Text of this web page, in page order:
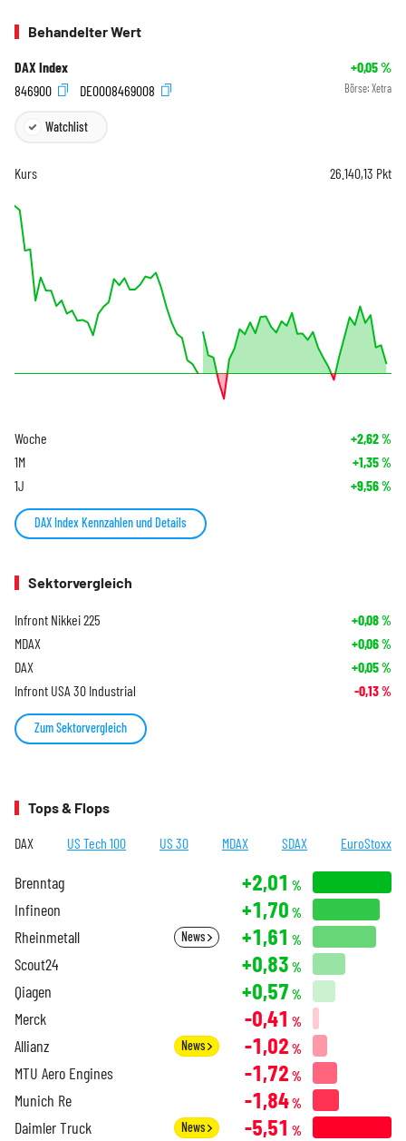
Behandelter Wert
DAX Index +0,05%
846900
DE0008469008 Börse: Xetra
Watchlist
Kurs 26.140,13 Pkt
Woche +2,62%
1M +1,35%
1J +9,56%
DAX Index Kennzahlen und Details
Sektorvergleich
Infront Nikkei 225 +0,08%
MDAX +0,06%
DAX +0,05%
Infront USA 30 Industrial -0,13%
Zum Sektorvergleich
Tops & Flops
DAX US Tech 100 US 30 MDAX SDAX EuroStoxx
Brenntag +2,01 %
Infineon +1,70 %
Rheinmetall News +1,61 %
Scout24 +0,83 %
Qiagen +0,57 %
Merck -0,41 %
Allianz News -1,02 %
MTU Aero Engines -1,72 %
Munich Re -1,84%
Daimler Truck News -5,51 %